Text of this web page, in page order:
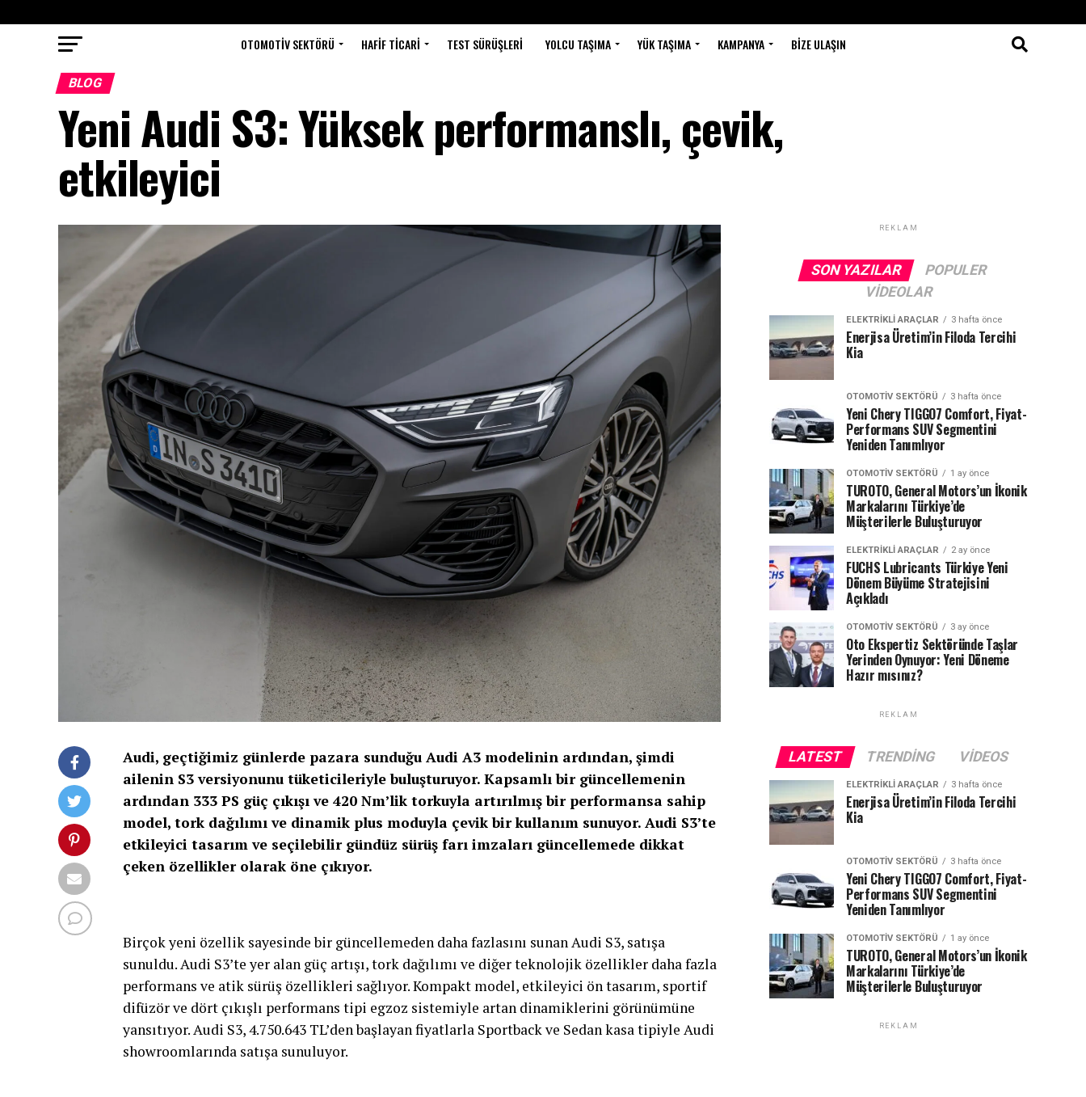
OTOMOTIV SEKTÖRÜ HAFIF TICARI TEST SÜRÜŞLERI YOLCU TAŞIMA YÜK TAŞIMA KAMPANYA BIZE ULAŞIN
BLOG
Yeni Audi S3: Yüksek performanslı, çevik,
etkileyici
Audi, geçtiğimiz günlerde pazara sunduğu Audi A3 modelinin ardından, şimdi
ailenin S3 versiyonunu tüketicileriyle buluşturuyor. Kapsamlı bir güncellemenin
ardından 333 PS güç çıkışı ve 420 Nm’lik torkuyla artırılmış bir performansa sahip
model, tork dağılımı ve dinamik plus moduyla çevik bir kullanım sunuyor. Audi S3’te
etkileyici tasarım ve seçilebilir gündüz sürüş farı imzaları güncellemede dikkat
çeken özellikler olarak öne çıkıyor.
Birçok yeni özellik sayesinde bir güncellemeden daha fazlasını sunan Audi S3, satışa
sunuldu. Audi S3’te yer alan güç artışı, tork dağılımı ve diğer teknolojik özellikler daha fazla
performans ve atik sürüş özellikleri sağlıyor. Kompakt model, etkileyici ön tasarım, sportif
difüzör ve dört çıkışlı performans tipi egzoz sistemiyle artan dinamiklerini görünümüne
yansıtıyor. Audi S3, 4.750.643 TL’den başlayan fiyatlarla Sportback ve Sedan kasa tipiyle Audi
showroomlarında satışa sunuluyor.
REKLAM
SON YAZILAR
POPULER
VIDEOLAR
ELEKTRIKLI ARAÇLAR 3 hafta önce
Enerjisa Üretim’in Filoda Tercihi
Kia
OTOMOTIV SEKTÖRÜ 3 hafta önce
Yeni Chery TIGGO7 Comfort, Fiyat-
Performans SUV Segmentini
Yeniden Tanımlıyor
OTOMOTIV SEKTÖRÜ 1 ay önce
TUROTO, General Motors’un İkonik
Markalarını Türkiye’de
Müşterilerle Buluşturuyor
ELEKTRIKLI ARAÇLAR 2 ay önce
FUCHS Lubricants Türkiye Yeni
Dönem Büyüme Stratejisini
Açıkladı
OTOMOTIV SEKTÖRÜ 3 ay önce
Oto Ekspertiz Sektöründe Taşlar
Yerinden Oynuyor: Yeni Döneme
Hazır mısınız?
REKLAM
LATEST TRENDING VIDEOS
ELEKTRIKLI ARAÇLAR 3 hafta önce
Enerjisa Üretim’in Filoda Tercihi
Kia
OTOMOTIV SEKTÖRÜ 3 hafta önce
Yeni Chery TIGGO7 Comfort, Fiyat-
Performans SUV Segmentini
Yeniden Tanımlıyor
OTOMOTIV SEKTÖRÜ 1 ay önce
TUROTO, General Motors’un İkonik
Markalarını Türkiye’de
Müşterilerle Buluşturuyor
REKLAM